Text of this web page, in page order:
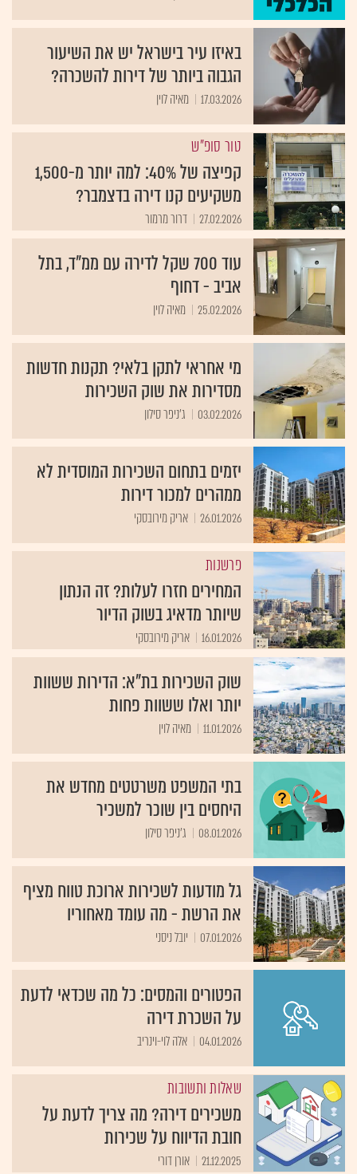
באיזו עיר בישראל יש את השיעור
הגבוה ביותר של דירות להשכרה?
17.03.2026 מאיה לוין
טור סופ"ש
קפיצה של 40%: למה יותר מ-1,500
משקיעים קנו דירה בדצמבר?
27.02.2026 דרור מרמור
עוד 700 שקל לדירה עם ממ"ד, בתל
אביב - דחוף
25.02.2026 מאיה לוין
מי אחראי לתקן בלאי? תקנות חדשות
מסדירות את שוק השכירות
03.02.2026 ג'ניפר סילון
יזמים בתחום השכירות המוסדית לא
ממהרים למכור דירות
26.01.2026 אריק מירובסקי
פרשנות
המחירים חזרו לעלות? זה הנתון
שיותר מדאיג בשוק הדיור
16.01.2026 אריק מירובסקי
שוק השכירות בת"א: הדירות ששוות
יותר ואלו ששוות פחות
11.01.2026 מאיה לוין
בתי המשפט משרטטים מחדש את
היחסים בין שוכר למשכיר
08.01.2026 ג'ניפר סילון
גל מודעות לשכירות ארוכת טווח מציף
את הרשת - מה עומד מאחוריו
07.01.2026 יובל ניסני
הפטורים והמסים: כל מה שכדאי לדעת
על השכרת דירה
04.01.2026 אלה לוי-וינריב
שאלות ותשובות
משכירים דירה? מה צריך לדעת על
חובת הדיווח על שכירות
21.12.2025 אורן דורי